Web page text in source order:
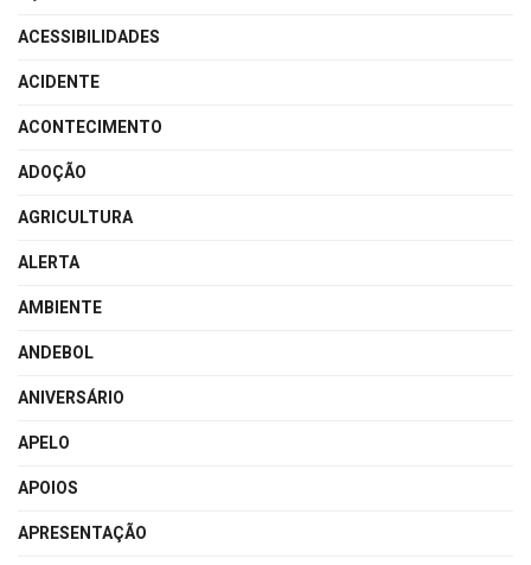
ACESSIBILIDADES
ACIDENTE
ACONTECIMENTO
ADOÇÃO
AGRICULTURA
ALERTA
AMBIENTE
ANDEBOL
ANIVERSÁRIO
APELO
APOIOS
APRESENTAÇÃO